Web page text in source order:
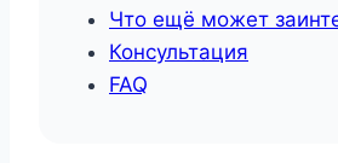
Что ещё может
Консультация
FAQ